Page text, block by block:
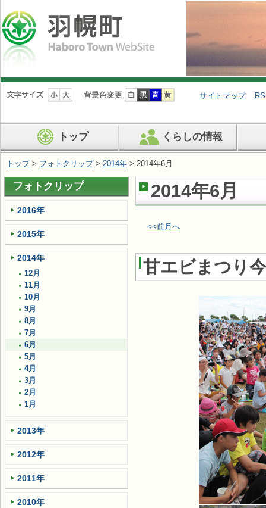
ナ
ビ
ン
を
ば
す
サイトマップ
トップ くらしの情報
トップ> フォトクリップ> 2014年 > 2014年6月
2014年6月
<<前月へ
甘エビまつり
フォトクリップ
2016年
2015年
2014年
12月
11月
10月
9月
8月
7月
6月
5月
4月
3月
2月
1月
2013年
2012年
2011年
2010年